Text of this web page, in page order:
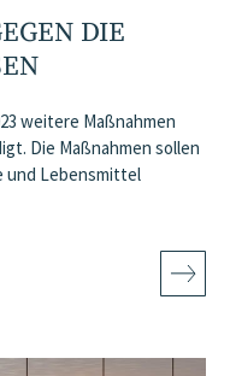
DIE T
weitere Maßnahmen
Die Maßnahmen sollen
und Lebensmittel